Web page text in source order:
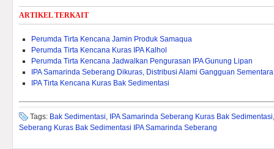
ARTIKEL TERKAIT
Perumda Tirta Kencana Jamin Produk Samaqua
Perumda Tirta Kencana Kuras IPA Kalhol
Perumda Tirta Kencana Jadwalkan Pengurasan IPA Gunung Lipan
IPA Samarinda Seberang Dikuras, Distribusi Alami Gangguan Sementara
IPA Tirta Kencana Kuras Bak Sedimentasi
Tags: Bak Sedimentasi, IPA Samarinda Seberang Kuras Bak Sedimentasi
Seberang Kuras Bak Sedimentasi IPA Samarinda Seberang